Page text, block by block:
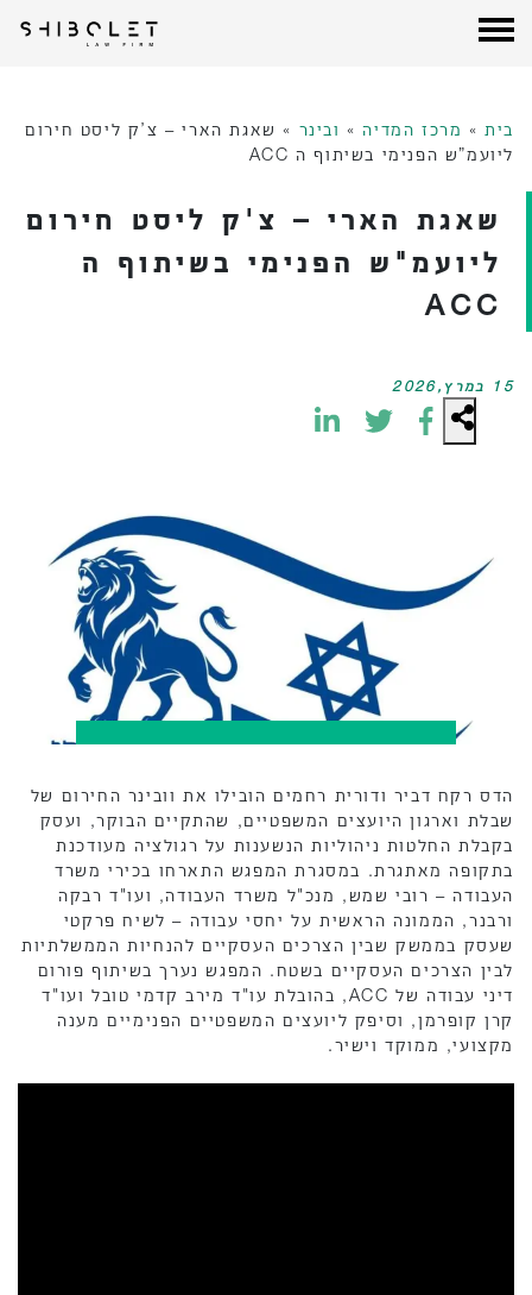
בית » מרכז המדיה» ובינר » שאגת הארי – צ’ק ליסט חירום
ליועמ”ש הפנימי בשיתוף ה ACC
שאגת הארי – צ'ק ליסט חירום
ליועמ"ש הפנימי בשיתוף ה
ACC
15 במרץ,2026
הדס רקח דביר ודורית רחמים הובילו את וובינר החירום של
שבלת וארגון היועצים המשפטיים, שהתקיים הבוקר, ועסק
בקבלת החלטות ניהוליות הנשענות על רגולציה מעודכנת
בתקופה מאתגרת. במסגרת המפגש התארחו בכירי משרד
העבודה – רובי שמש, מנכ"ל משרד העבודה, ועו"ד רבקה
ורבנר, הממונה הראשית על יחסי עבודה – לשיח פרקטי
שעסק בממשק שבין הצרכים העסקיים להנחיות הממשלתיות
לבין הצרכים העסקיים בשטח. המפגש נערך בשיתוף פורום
דיני עבודה של ACC, בהובלת עו"ד מירב קדמי טובל ועו"ד
קרן קופרמן, וסיפק ליועצים המשפטיים הפנימיים מענה
מקצועי, ממוקד וישיר.